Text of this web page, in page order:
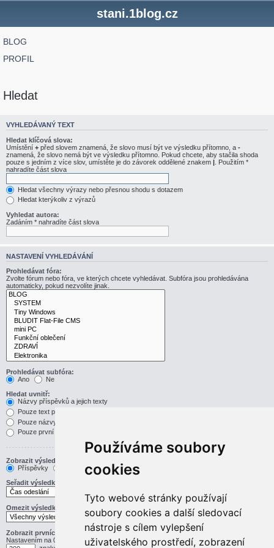
Používáme soubory
cookies
Tyto webové stránky používají
soubory cookies a další sledovací
nástroje s cílem vylepšení
uživatelského prostředí, zobrazení
stani.1blog.cz
BLOG
PROFIL
Hledat
VYHLEDÁVANÝ TEXT
Hledat klíčová slova:
Umístění + před slovem znamená, že slovo musí být ve výsledku přítomno, a -
znamená, že slovo nemá být ve výsledku přítomno. Pokud chcete, aby stačila shoda
pouze s jedním z více slov, umístěte je do závorek oddělené znakem | . Použitím *
nahradíte část slova
Hledat všechny výrazy nebo přesnou shodu s dotazem
Hledat kterýkoliv z výrazů
Vyhledat autora:
Zadáním * nahradíte část slova
NASTAVENÍ VYHLEDÁVÁNÍ
Prohledávat fóra:
Zvolte fórum nebo fóra, ve kterých chcete vyhledávat. Subfóra jsou prohledávána
automaticky, pokud nezvolíte jinak.
Prohledávat subfóra:
Ano
Ne
Hledat uvnitř:
Názvy příspěvků a jejich texty
Pouze text příspěvku
Pouze názvy příspěvků
Pouze první příspěvek v tématu
Zobrazit výsledek jako:
Příspěvky
Témata
Seřadit výsledky podle:
Omezit výsledky na předchozí:
Zobrazit prvních:
Nastavením na 0 zobrazíte celý příspěvek.